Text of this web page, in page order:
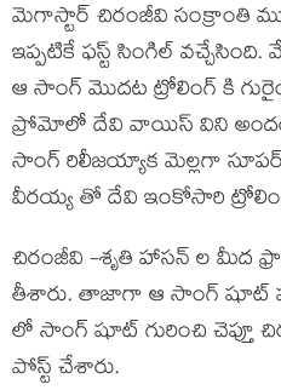
మెగాస్టార్ చిరంజీవి సంక్రాంతి
ఇప్పటికే ఫస్ట్ సింగిల్
ఆ సాంగ్ మొదట ట్రోలింగ్ కి
ప్రోమోలో దేవి వాయిస్ విని
సాంగ్ రిలీజయ్యాక మెల్లగా
వీరయ్య తో దేవి ఇంకోసారి
చిరంజీవి -శృతి హాసన్ ల మీద
తీశారు. తాజాగా ఆ సాంగ్ షూట్
లో సాంగ్ షూట్ గురించి చెప్తూ
పోస్ట్ చేశారు.